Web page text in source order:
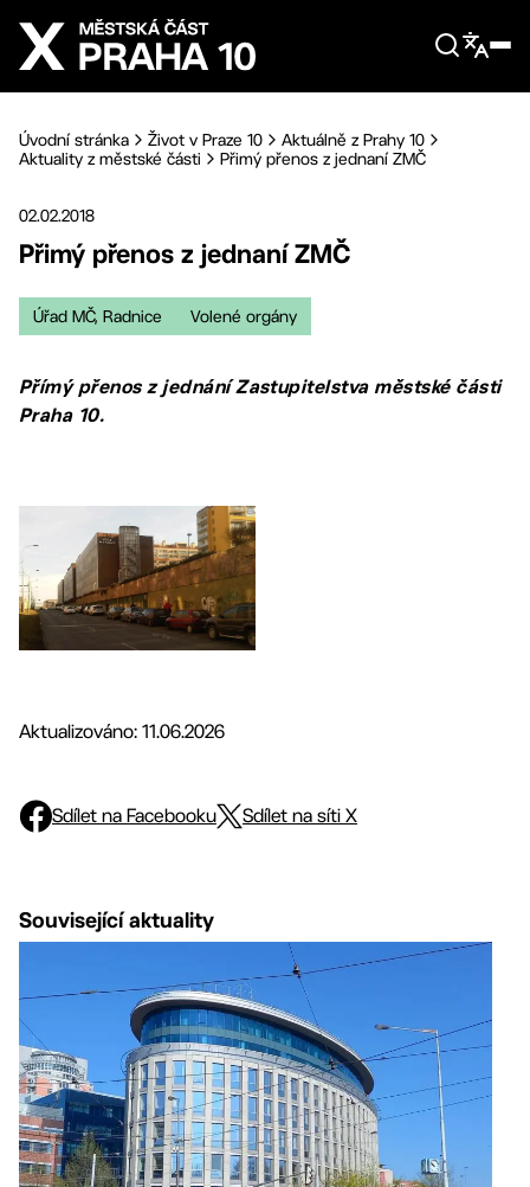
Přejít na hlavní obsah
Úvodní stránka Život v Praze 10
Aktuálně z Prahy 10
Aktuality z městské části
Přimý přenos z jednaní ZMČ
02.02.2018
Přimý přenos z jednaní ZMČ
Úřad MČ, Radnice Volené orgány
Přímý přenos z jednání Zastupitelstva městské části
Praha 10.
Aktualizováno: 11.06.2026
Sdílet na Facebooku Sdílet na síti X
Související aktuality